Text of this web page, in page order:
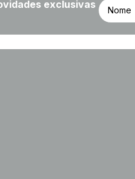
exclusivas